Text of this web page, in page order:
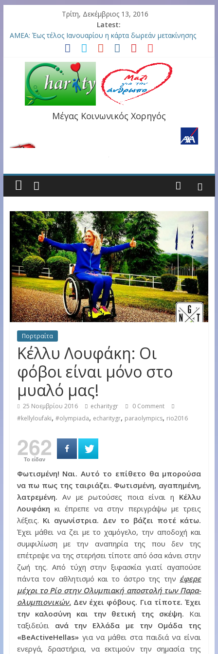
Τρίτη, Δεκέμβριος 13, 2016
Latest:
Χριστουγεννιάτικο διήμερο Bazaar στη ΣΥΖΩΗ (10-11
Δεκεμβρίου)
ΑΜΕΑ: Έως τέλος Ιανουαρίου η κάρτα δωρεάν μετακίνησης
Φιλανθρωπικό Brunch στο 6o Thessaloniki Food Festival για
τη Μέλισσα (18/12/2016)
Bazaar για υποστήριξη της «Ζωής με NF» στη Σχολή Χορού
Dance Craft (10 Δεκεμβρίου)
Drop: Ο μουσικός ωκεανός της Νατάσσας Mare Μουμτζίδου
(7 &14 Δεκεμβρίου)
Μέγας Κοινωνικός Χορηγός
Πορτραίτα
Κέλλυ Λουφάκη: Οι
φόβοι είναι μόνο στο
μυαλό μας!
25 Νοεμβρίου 2016 echaritygr
0 Comment
#kellyloufaki, #olympiada, echaritygr, paraolympics, rio2016
262
Το είδαν
Φωτισμένη! Ναι. Αυτό το επίθετο θα μπορούσα
να πω πως της ταιριάζει. Φωτισμένη, αγαπημένη,
λατρεμένη. Αν με ρωτούσες ποια είναι η Κέλλυ
Λουφάκη κι έπρεπε να στην περιγράψω με τρεις
λέξεις. Κι αγωνίστρια. Δεν το βάζει ποτέ κάτω.
Έχει μάθει να ζει με το χαμόγελο, την αποδοχή και
συμφιλίωση με την αναπηρία της που δεν της
επέτρεψε να της στερήσει τίποτε από όσα κάνει στην
ζωή της. Από τύχη στην ξιφασκία γιατί αγαπούσε
πάντα τον αθλητισμό και το άστρο της την έφερε
μέχρι το Ρίο στην Ολυμπιακή αποστολή των Παρα-
ολυμπιονικών.Δεν έχει φόβους. Για τίποτε. Έχει
την καλοσύνη και την θετική της σκέψη. Και
ταξιδεύει ανά την Ελλάδα με την Ομάδα της
«BeActiveHellas»για να μάθει στα παιδιά να είναι
ενεργά, δραστήρια, να εκτιμούν την σημασία της